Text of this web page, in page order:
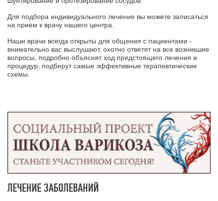
Для подбора индивидуального лечение вы можете записаться
на прием к врачу нашего центра.
Наши врачи всегда открыты для общения с пациентами -
внимательно вас выслушают, охотно ответят на все возникшие
вопросы, подробно объяснят ход предстоящего лечения и
процедур, подберут самые эффективные терапевтические
схемы.
ЛЕЧЕНИЕ ЗАБОЛЕВАНИЙ